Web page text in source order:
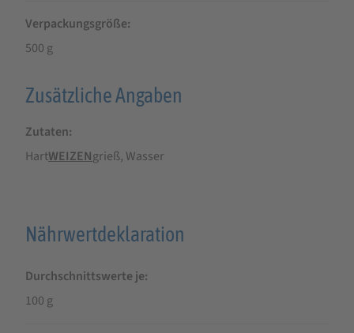
Verpackungsgröße
500 g
Zusätzliche Angaben
Zutaten
Hart­WEIZEN­grieß, Wasser
Nährwertdeklaration
Durchschnittswerte je
100 g